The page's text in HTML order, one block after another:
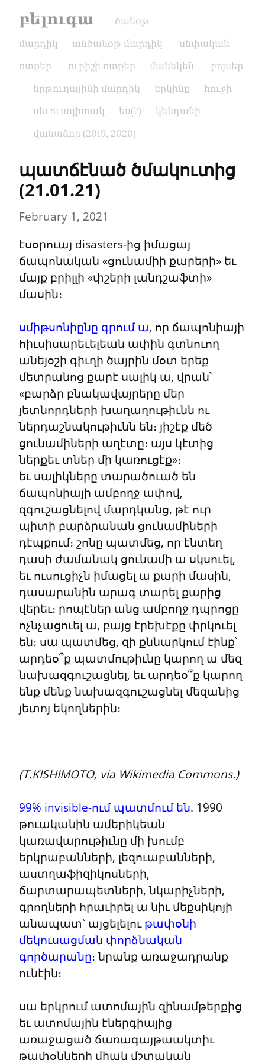
բելուգա
ծանօթ
մարդիկ
անծանօթ մարդիկ
սեփական
ոտքեր
ուրիշի ոտքեր մանեկեն
բոյսեր
երթուղայինի մարդիկ
երկինք
հուջի
սեւուսպիտակ
ես(?)
կենդանի
վանաձոր (2019, 2020)
պատճէնած ծմակուտից
(21.01.21)
February 1, 2021
էսօրուայ disasters-ից իմացայ
ճապոնական «ցունամիի քարերի» եւ
մայք բրիլլի «փշերի լանդշաֆտի»
մասին։
սմիթսոնիընը գրում ա, որ ճապոնիայի
հիւսիսարեւելեան ափին գտնուող
անեյօշի գիւղի ծայրին մօտ երեք
մետրանոց քարէ սալիկ ա, վրան՝
«բարձր բնակավայրերը մեր
յետնորդների խաղաղութիւնն ու
ներդաշնակութիւնն են։ յիշէք մեծ
ցունամիների աղէտը։ այս կէտից
ներքեւ տներ մի կառուցէք»։
եւ սալիկները տարածուած են
ճապոնիայի ամբողջ ափով,
զգուշացնելով մարդկանց, թէ ուր
պիտի բարձրանան ցունամիների
դէպքում։ շոնը պատմեց, որ էնտեղ
դասի ժամանակ ցունամի ա սկսուել,
եւ ուսուցիչն իմացել ա քարի մասին,
դասարանին արագ տարել քարից
վերեւ։ րոպէներ անց ամբողջ դպրոցը
ոչնչացուել ա, բայց էրեխէքը փրկուել
են։ սա պատմեց, զի քննարկում էինք՝
արդեօ՞ք պատմութիւնը կարող ա մեզ
նախազգուշացնել, եւ արդեօ՞ք կարող
ենք մենք նախազգուշացնել մեզանից
յետոյ եկողներին։
(T.KISHIMOTO, via Wikimedia Commons.)
99% invisible-ում պատմում են. 1990
թուականին ամերիկեան
կառավարութիւնը մի խումբ
երկրաբանների, լեզուաբանների,
աստղաֆիզիկոսների,
ճարտարապետների, նկարիչների,
գրողների հրաւիրել ա նիւ մեքսիկոյի
անապատ՝ այցելելու թափօնի
մեկուսացման փորձնական
գործարանը։ նրանք առաջադրանք
ունէին։
սա երկրում ատոմային զինամթերքից
եւ ատոմային էներգիայից
առաջացած ճառագայթաակտիւ
թափօնների միակ մշտական